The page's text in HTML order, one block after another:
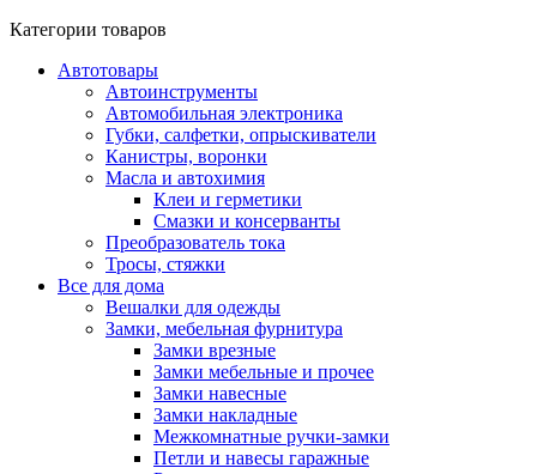
Категории товаров
Автотовары
Автоинструменты
Автомобильная электроника
Губки, салфетки, опрыскиватели
Канистры, воронки
Масла и автохимия
Клеи и герметики
Смазки и консерванты
Преобразователь тока
Тросы, стяжки
Все для дома
Вешалки для одежды
Замки, мебельная фурнитура
Замки врезные
Замки мебельные и прочее
Замки навесные
Замки накладные
Межкомнатные ручки-замки
Петли и навесы гаражные